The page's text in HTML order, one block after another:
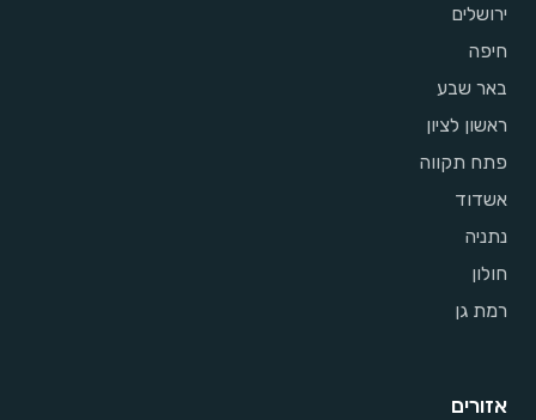
ירושלים
חיפה
באר שבע
ראשון לציון
פתח תקווה
אשדוד
נתניה
חולון
רמת גן
אזורים